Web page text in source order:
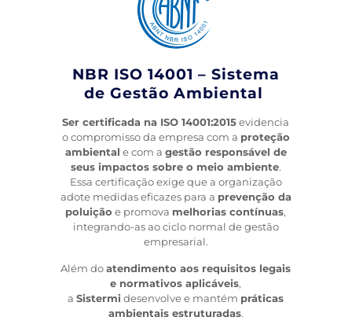
NBR ISO 14001 – Sistema
de Gestão Ambiental
Ser certificada na ISO 14001:2015evidencia
o compromisso da empresa com a proteção
ambiental e com a gestão responsável de
seus impactos sobre o meio ambiente.
Essa certificação exige que a organização
adote medidas eficazes para a prevenção da
poluição e promova melhorias contínuas,
integrando-as ao ciclo normal de gestão
empresarial.
Além doatendimento aos requisitos legais
e normativos aplicáveis,
aSistermi desenvolve e mantém práticas
ambientais estruturadas.